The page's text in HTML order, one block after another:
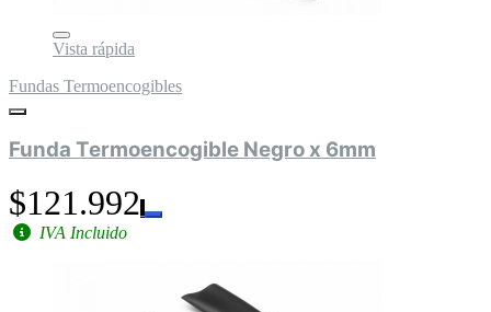
Vista rápida
Fundas Termoencogibles
Funda Termoencogible Negro x 6mm
$121.992
IVA Incluido